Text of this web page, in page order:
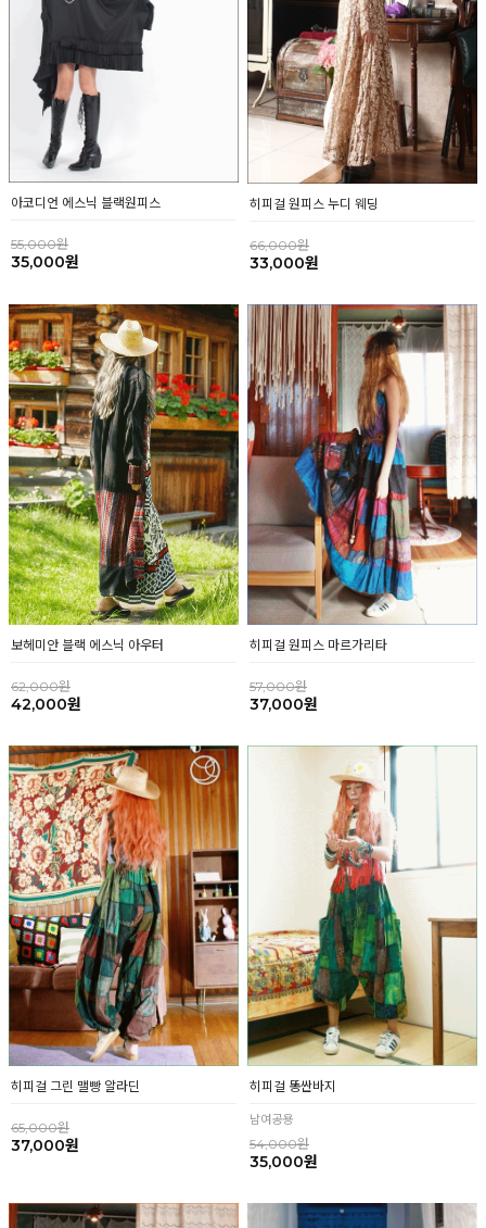
아코디언 에스닉 블랙원피스
55,000원
35,000원
히피걸 원피스 누디 웨딩
66,000원
33,000원
보헤미안 블랙 에스닉 아우터
62,000원
42,000원
히피걸 원피스 마르가리타
57,000원
37,000원
히피걸 그린 맬빵 알라딘
65,000원
37,000원
히피걸 똥싼바지
남여공용
54,000원
35,000원